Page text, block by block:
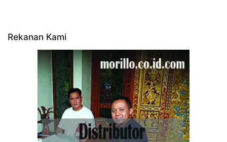
Rekanan Kami